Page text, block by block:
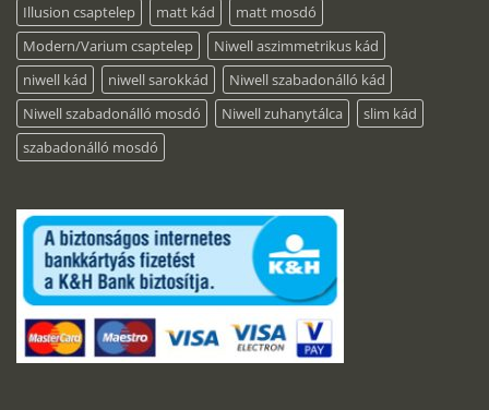
Illusion csaptelep
matt kád
matt mosdó
Modern/Varium csaptelep
Niwell aszimmetrikus kád
niwell kád
niwell sarokkád
Niwell szabadonálló kád
Niwell szabadonálló mosdó
Niwell zuhanytálca
slim kád
szabadonálló mosdó